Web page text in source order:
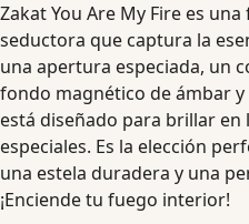
Zakat You Are My Fire es
seductora que captura la
una apertura especiada, un
fondo magnético de ámbar
está diseñado para brillar en
especiales. Es la elección
una estela duradera y una
¡Enciende tu fuego interior!